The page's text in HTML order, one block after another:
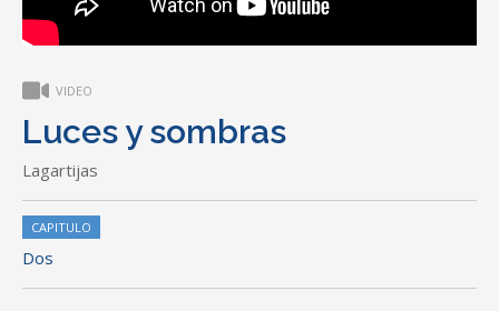
VIDEO
Luces y sombras
Lagartijas
CAPITULO
Dos